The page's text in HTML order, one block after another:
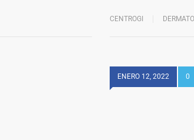
CENTROGI
ENERO 12, 2022 0